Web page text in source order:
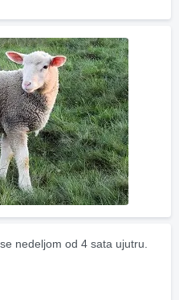
nedeljom od 4 sata ujutru.